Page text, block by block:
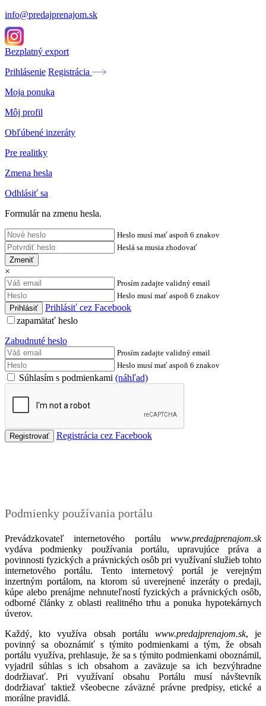
info@predajprenajom.sk
Bezplatný export
Prihlásenie Registrácia
Moja ponuka
Môj profil
Obľúbené inzeráty
Pre realitky
Zmena hesla
Odhlásiť sa
Formulár na zmenu hesla.
Heslo musí mať aspoň 6 znakov
Heslá sa musia zhodovať
Zmeniť
×
Prosím zadajte validný email
Heslo musí mať aspoň 6 znakov
Prihlásiť cez Facebook
zapamätať heslo
Zabudnuté heslo
Prosím zadajte validný email
Heslo musí mať aspoň 6 znakov
Súhlasím s podmienkami (náhľad)
Registrácia cez Facebook
Podmienky používania portálu
Prevádzkovateľ internetového portálu www.predajprenajom.sk
vydáva podmienky používania portálu, upravujúce práva a
povinnosti fyzických a právnických osôb pri využívaní služieb tohto
internetového portálu. Tento internetový portál je verejným
inzertným portálom, na ktorom sú uverejnené inzeráty o predaji,
kúpe alebo prenájme nehnuteľností fyzických a právnických osôb,
odborné články z oblasti realitného trhu a ponuka hypotekárnych
úverov.
Každý, kto využíva obsah portálu www.predajprenajom.sk, je
povinný sa oboznámiť s týmito podmienkami a tým, že obsah
portálu využíva, prehlasuje, že sa s týmito podmienkami oboznámil,
vyjadril súhlas s ich obsahom a zaväzuje sa ich bezvýhradne
dodržiavať. Pri využívaní obsahu Portálu musí návštevník
dodržiavať taktiež všeobecne záväzné právne predpisy, etické a
morálne pravidlá.